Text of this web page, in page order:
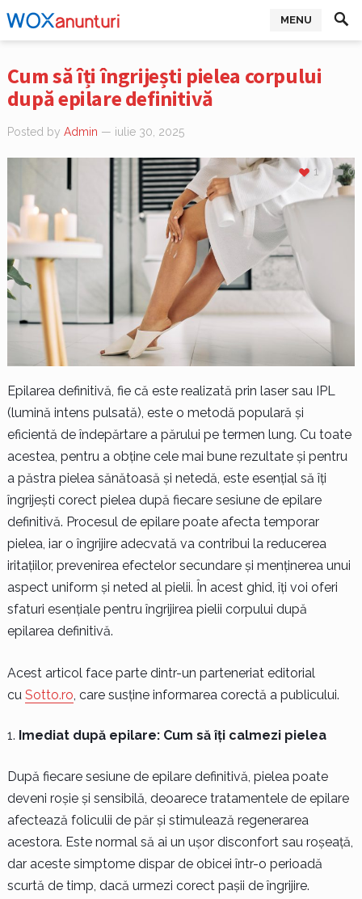
MENU
Cum să îți îngrijești pielea corpului
după epilare definitivă
Posted by Admin — iulie 30, 2025
0
1
Epilarea definitivă, fie că este realizată prin laser sau IPL
(lumină intens pulsată), este o metodă populară și
eficientă de îndepărtare a părului pe termen lung. Cu toate
acestea, pentru a obține cele mai bune rezultate și pentru
a păstra pielea sănătoasă și netedă, este esențial să îți
îngrijești corect pielea după fiecare sesiune de epilare
definitivă. Procesul de epilare poate afecta temporar
pielea, iar o îngrijire adecvată va contribui la reducerea
iritațiilor, prevenirea efectelor secundare și menținerea unui
aspect uniform și neted al pielii. În acest ghid, îți voi oferi
sfaturi esențiale pentru îngrijirea pielii corpului după
epilarea definitivă.
Acest articol face parte dintr-un parteneriat editorial
cu Sotto.ro, care susține informarea corectă a publicului.
Imediat după epilare: Cum să îți calmezi pielea
După fiecare sesiune de epilare definitivă, pielea poate
deveni roșie și sensibilă, deoarece tratamentele de epilare
afectează foliculii de păr și stimulează regenerarea
acestora. Este normal să ai un ușor disconfort sau roșeață,
dar aceste simptome dispar de obicei într-o perioadă
scurtă de timp, dacă urmezi corect pașii de îngrijire.